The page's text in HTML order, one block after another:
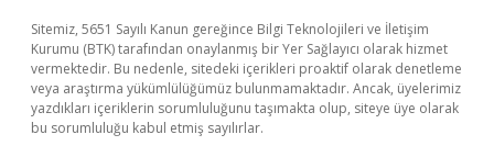
Sitemiz, 5651 Sayılı Kanun gereğince Bilgi Teknolojileri ve İletişim
Kurumu (BTK) tarafından onaylanmış bir Yer Sağlayıcı olarak hizmet
vermektedir. Bu nedenle, sitedeki içerikleri proaktif olarak denetleme
veya araştırma yükümlülüğümüz bulunmamaktadır. Ancak, üyelerimiz
yazdıkları içeriklerin sorumluluğunu taşımakta olup, siteye üye olarak
bu sorumluluğu kabul etmiş sayılırlar.